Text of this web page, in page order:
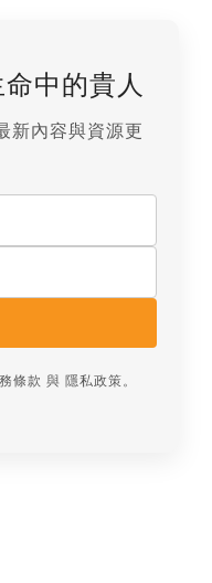
中的貴人
新內容與資源更
條款 與 隱私政策。